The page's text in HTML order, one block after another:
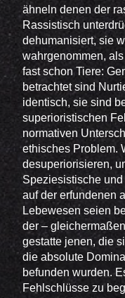
ähneln denen der
Rassistisch
dehumanisiert, sie
wahrgenommen,
fast schon Tiere:
betrachtet sind
identisch, sie sind
superioristischen
normativen
ethisches Problem.
desuperiorisieren,
Speziesistische
auf der erfundenen
Lebewesen seien
der –
gestatte jenen, die
die absolute
befunden wurden.
Fehlschlüsse zu